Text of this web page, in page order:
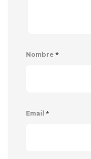
Nombre *
Email *